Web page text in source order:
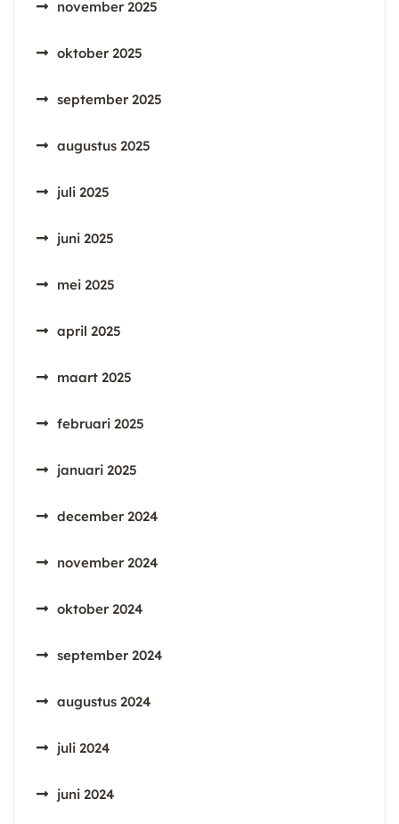
november 2025
oktober 2025
september 2025
augustus 2025
juli 2025
juni 2025
mei 2025
april 2025
maart 2025
februari 2025
januari 2025
december 2024
november 2024
oktober 2024
september 2024
augustus 2024
juli 2024
juni 2024